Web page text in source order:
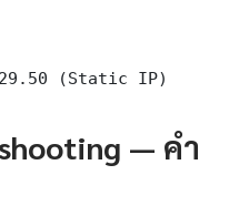
(Static IP)
— คำ